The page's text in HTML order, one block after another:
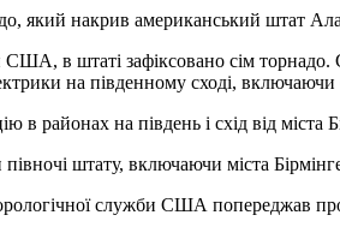
який накрив американський штат
в штаті зафіксовано сім
на південному сході,
в районах на південь і схід від
півночі штату, включаючи міста
служби США попереджав